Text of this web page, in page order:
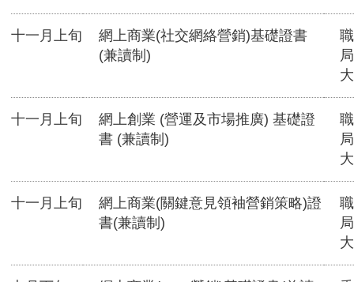
十一月上旬
網上商業(社交網絡營銷)基礎證書
(兼讀制)
十一月上旬
網上創業 (營運及市場推廣) 基礎證
書 (兼讀制)
十一月上旬
網上商業(關鍵意見領袖營銷策略)證
書(兼讀制)